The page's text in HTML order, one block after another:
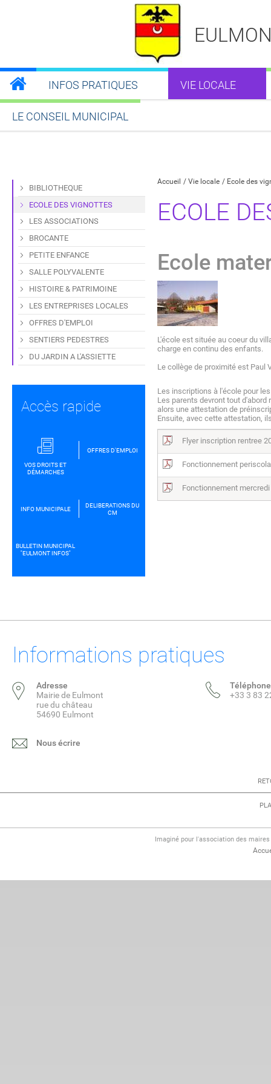
INFOS PRATIQUES VIE LOCALE
LE CONSEIL MUNICIPAL
Accueil Vie locale Ecole des
ECOLE
Ecole
L'école est située au coeur du
charge en continu des enfants.
Le collège de proximité est Paul
Les inscriptions à l'école pour
Les parents devront tout
alors une attestation de
Ensuite, avec cette attestation,
Flyer inscription rentree
Fonctionnement
Fonctionnement
BIBLIOTHEQUE
ECOLE DES VIGNOTTES
LES ASSOCIATIONS
BROCANTE
PETITE ENFANCE
SALLE POLYVALENTE
HISTOIRE & PATRIMOINE
LES ENTREPRISES LOCALES
OFFRES D'EMPLOI
SENTIERS PEDESTRES
DU JARDIN A L'ASSIETTE
Accès rapide
VOS DROITS ET
DÉMARCHES
OFFRES D'EMPLOI
INFO MUNICIPALE
DELIBERATIONS DU
CM
BULLETIN MUNICIPAL
''EULMONT INFOS''
Informations pratiques
Adresse
Mairie de Eulmont
rue du château
54690 Eulmont
Nous écrire
Téléphone
+33 3 83
Imaginé pour l'association des